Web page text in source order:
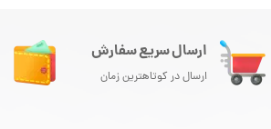
ارسال سریع سفارش
ارسال در کوتاهترین زمان